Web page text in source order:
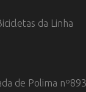
da Linha
de Polima